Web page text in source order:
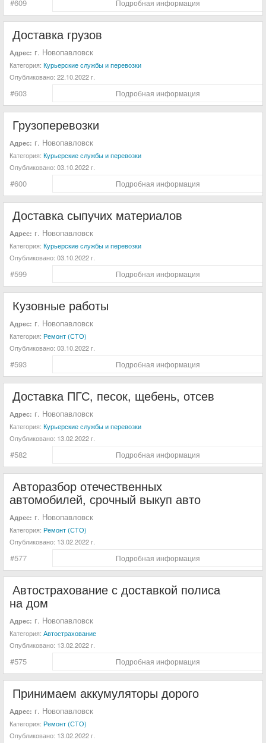
#609 Подробная информация
Доставка грузов
#603
Адрес: г. Новопавловск
Категория: Курьерские службы и перевозки
Опубликовано: 22.10.2022 г.
Подробная информация
Грузоперевозки
#600
Адрес: г. Новопавловск
Категория: Курьерские службы и перевозки
Опубликовано: 03.10.2022 г.
Подробная информация
Доставка сыпучих материалов
#599
Адрес: г. Новопавловск
Категория: Курьерские службы и перевозки
Опубликовано: 03.10.2022 г.
Подробная информация
Кузовные работы
#593
Адрес: г. Новопавловск
Категория: Ремонт (СТО)
Опубликовано: 03.10.2022 г.
Подробная информация
Доставка ПГС, песок, щебень, отсев
#582
Адрес: г. Новопавловск
Категория: Курьерские службы и перевозки
Опубликовано: 13.02.2022 г.
Подробная информация
Авторазбор отечественных
автомобилей, срочный выкуп авто
#577
Адрес: г. Новопавловск
Категория: Ремонт (СТО)
Опубликовано: 13.02.2022 г.
Подробная информация
Автострахование с доставкой полиса
на дом
#575
Адрес: г. Новопавловск
Категория: Автострахование
Опубликовано: 13.02.2022 г.
Подробная информация
Принимаем аккумуляторы дорого
Адрес: г. Новопавловск
Категория: Ремонт (СТО)
Опубликовано: 13.02.2022 г.